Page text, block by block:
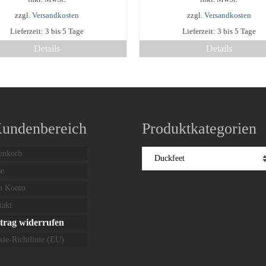
zzgl. Versandkosten
Lieferzeit: 3 bis 5 Tage
Details
weist
Die
zzgl. Versandkosten
Lieferzeit: 3 bis 5 Tage
Details
weist
Die
Optionen
auf
Konto
widerrufen
Richtlinie (EU)
Produktkategorien